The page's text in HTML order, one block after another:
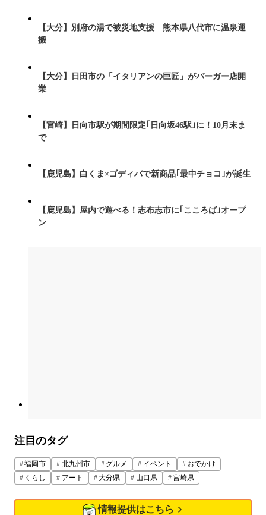
【大分】別府の湯で被災地支援 熊本県八代市に温泉運
搬
【大分】日田市の「イタリアンの巨匠」がバーガー店開
業
【宮崎】日向市駅が期間限定｢日向坂46駅｣に！10月末ま
で
【鹿児島】白くま×ゴディバで新商品｢最中チョコ｣が誕生
【鹿児島】屋内で遊べる！志布志市に｢こころば｣オープ
ン
注目のタグ
福岡市 北九州市 グルメ イベント
おでかけ
くらし
アート 大分県 山口県 宮崎県
情報提供はこちら